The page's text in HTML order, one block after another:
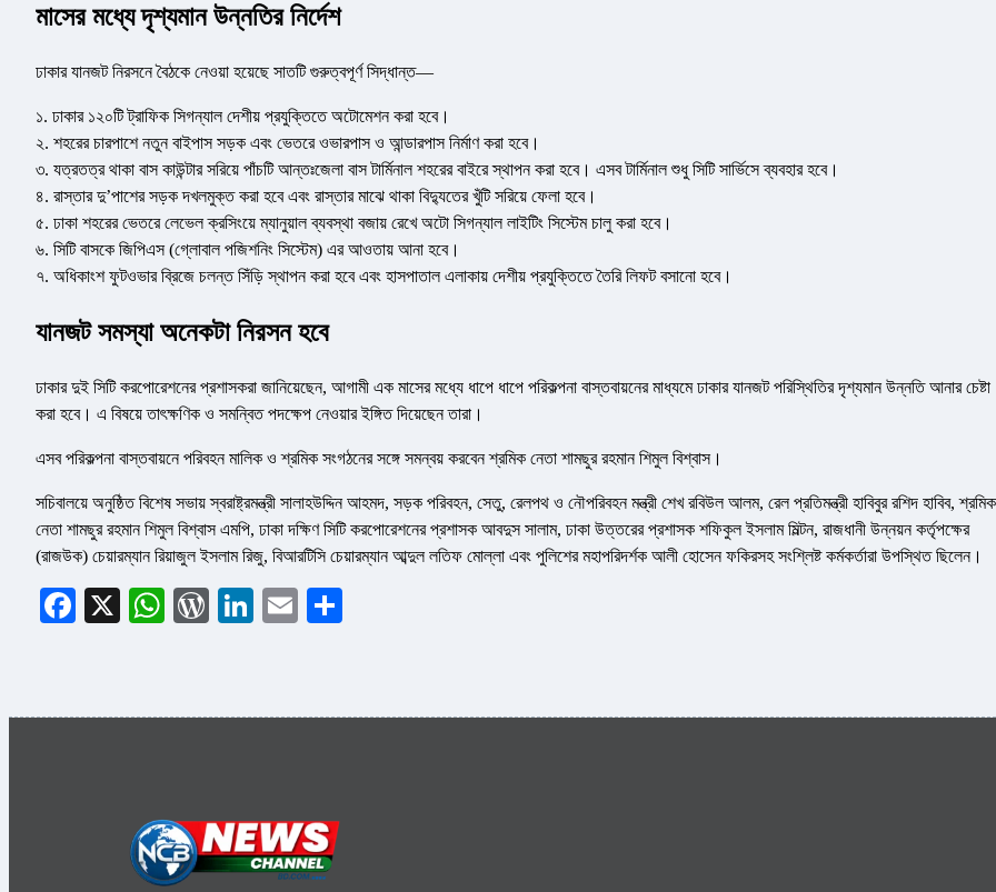
মাসের মধ্যে দৃশ্যমান উন্নতির নির্দেশ
ঢাকার যানজট নিরসনে বৈঠকে নেওয়া হয়েছে সাতটি গুরুত্বপূর্ণ সিদ্ধান্ত—
১. ঢাকার ১২০টি ট্রাফিক সিগন্যাল দেশীয় প্রযুক্তিতে অটোমেশন করা হবে।
২. শহরের চারপাশে নতুন বাইপাস সড়ক এবং ভেতরে ওভারপাস ও আন্ডারপাস নির্মাণ করা হবে।
৩. যত্রতত্র থাকা বাস কাউন্টার সরিয়ে পাঁচটি আন্তঃজেলা বাস টার্মিনাল শহরের বাইরে স্থাপন করা হবে। এসব টার্মিনাল শুধু সিটি সার্ভিসে ব্যবহার হবে।
৪. রাস্তার দু’পাশের সড়ক দখলমুক্ত করা হবে এবং রাস্তার মাঝে থাকা বিদ্যুতের খুঁটি সরিয়ে ফেলা হবে।
৫. ঢাকা শহরের ভেতরে লেভেল ক্রসিংয়ে ম্যানুয়াল ব্যবস্থা বজায় রেখে অটো সিগন্যাল লাইটিং সিস্টেম চালু করা হবে।
৬. সিটি বাসকে জিপিএস (গ্লোবাল পজিশনিং সিস্টেম) এর আওতায় আনা হবে।
৭. অধিকাংশ ফুটওভার ব্রিজে চলন্ত সিঁড়ি স্থাপন করা হবে এবং হাসপাতাল এলাকায় দেশীয় প্রযুক্তিতে তৈরি লিফট বসানো হবে।
যানজট সমস্যা অনেকটা নিরসন হবে
ঢাকার দুই সিটি করপোরেশনের প্রশাসকরা জানিয়েছেন, আগামী এক মাসের মধ্যে ধাপে ধাপে পরিকল্পনা বাস্তবায়নের মাধ্যমে ঢাকার যানজট পরিস্থিতির দৃশ্যমান উন্নতি আনার চেষ্টা
করা হবে। এ বিষয়ে তাৎক্ষণিক ও সমন্বিত পদক্ষেপ নেওয়ার ইঙ্গিত দিয়েছেন তারা।
এসব পরিকল্পনা বাস্তবায়নে পরিবহন মালিক ও শ্রমিক সংগঠনের সঙ্গে সমন্বয় করবেন শ্রমিক নেতা শামছুর রহমান শিমুল বিশ্বাস।
সচিবালয়ে অনুষ্ঠিত বিশেষ সভায় স্বরাষ্ট্রমন্ত্রী সালাহউদ্দিন আহমদ, সড়ক পরিবহন, সেতু, রেলপথ ও নৌপরিবহন মন্ত্রী শেখ রবিউল আলম, রেল প্রতিমন্ত্রী হাবিবুর রশিদ হাবিব, শ্রমিক
নেতা শামছুর রহমান শিমুল বিশ্বাস এমপি, ঢাকা দক্ষিণ সিটি করপোরেশনের প্রশাসক আবদুস সালাম, ঢাকা উত্তরের প্রশাসক শফিকুল ইসলাম মিল্টন, রাজধানী উন্নয়ন কর্তৃপক্ষের
(রাজউক) চেয়ারম্যান রিয়াজুল ইসলাম রিজু, বিআরটিসি চেয়ারম্যান আব্দুল লতিফ মোল্লা এবং পুলিশের মহাপরিদর্শক আলী হোসেন ফকিরসহ সংশ্লিষ্ট কর্মকর্তারা উপস্থিত ছিলেন।
Facebook
X WhatsApp
WordPress
LinkedIn
Email